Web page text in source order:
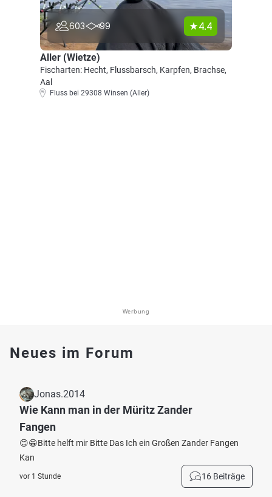
603 99 4.4
Aller (Wietze)
Fischarten: Hecht, Flussbarsch, Karpfen, Brachse,
Aal
Fluss bei 29308 Winsen (Aller)
Werbung
Neues im Forum
Jonas.2014
Wie Kann man in der Müritz Zander
Fangen
😊😁Bitte helft mir Bitte Das Ich ein Großen Zander Fangen
Kan
vor 1 Stunde 16 Beiträge